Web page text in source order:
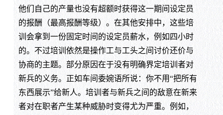
他们自己的产量也没有超额时获得这一期间设定员
的报酬（最高报酬等级）。在其他安排中，这些培
训会拿到一份固定时间的设定员薪水，例如四小时
的。不过培训依然是操作工与工头之间讨价还价与
协商的主题。部分原因在于没有明确界定培训者对
新兵的义务。正如车间委婉语所说：你不用“把所有
东西展示”给新人。培训者与新兵之间的敌意在新来
者对在职者产生某种威胁时变得尤为严重。例如，